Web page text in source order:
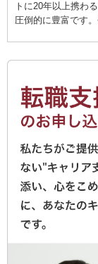
トに20年以上携わ
圧倒的に豊富です